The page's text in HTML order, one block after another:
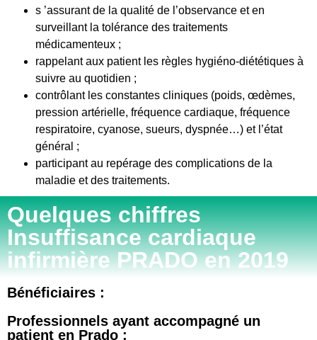
s ’assurant de la qualité de l’observance et en
surveillant la tolérance des traitements
médicamenteux ;
rappelant aux patient les règles hygiéno-diététiques à
suivre au quotidien ;
contrôlant les constantes cliniques (poids, œdèmes,
pression artérielle, fréquence cardiaque, fréquence
respiratoire, cyanose, sueurs, dyspnée…) et l’état
général ;
participant au repérage des complications de la
maladie et des traitements.
Quelques chiffres
Insuffisance cardiaque
infirmière PRADO en 2019
Bénéficiaires :
Professionnels ayant accompagné un
patient en Prado :